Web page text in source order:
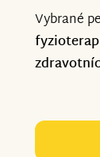
Vybrané